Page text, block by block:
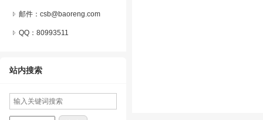
邮件：csb@baoreng.com
QQ： 80993511
站内搜索